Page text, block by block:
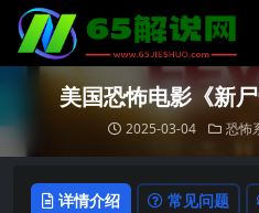
美国恐怖电影《新
2025-03-04 恐怖
详情介绍 常见问题